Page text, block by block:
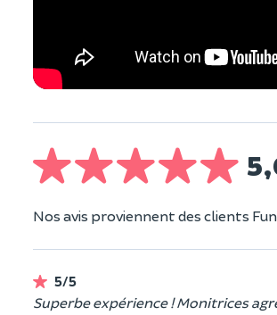
Nos avis proviennent des clients
5/5
Superbe expérience ! Monitrices